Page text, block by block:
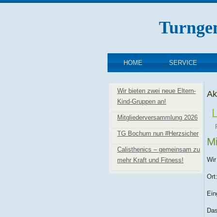
HOME SERVICE
Wir bieten zwei neue Eltern-
Kind-Gruppen an!
Mitgliederversammlung 2026
TG Bochum nun #Herzsicher
Calisthenics – gemeinsam zu
mehr Kraft und Fitness!